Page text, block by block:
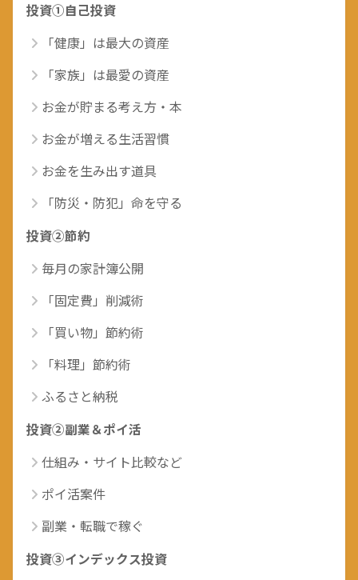
投資①自己投資
「健康」は最大の資産
「家族」は最愛の資産
お金が貯まる考え方・本
お金が増える生活習慣
お金を生み出す道具
「防災・防犯」命を守る
投資②節約
毎月の家計簿公開
「固定費」削減術
「買い物」節約術
「料理」節約術
ふるさと納税
投資②副業＆ポイ活
仕組み・サイト比較など
ポイ活案件
副業・転職で稼ぐ
投資③インデックス投資